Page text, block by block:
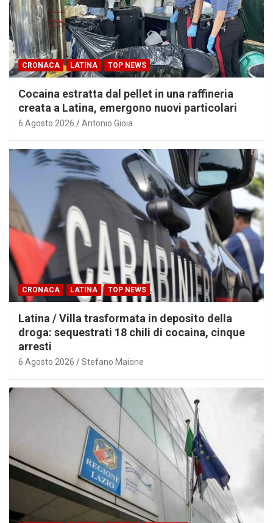
CRONACA LATINA TOP NEWS
Cocaina estratta dal pellet in una raffineria
creata a Latina, emergono nuovi particolari
6 Agosto 2026 Antonio Gioia
CRONACA LATINA TOP NEWS
Latina / Villa trasformata in deposito della
droga: sequestrati 18 chili di cocaina, cinque
arresti
6 Agosto 2026 Stefano Maione